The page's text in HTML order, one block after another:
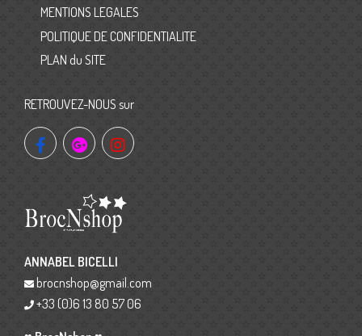
MENTIONS LEGALES
POLITIQUE DE CONFIDENTIALITE
PLAN du SITE
RETROUVEZ-NOUS sur
ANNABEL BICELLI
brocnshop@gmail.com
+33 (0)6 13 80 57 06